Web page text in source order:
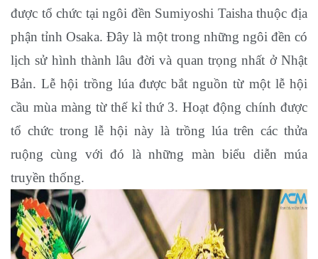
được tổ chức tại ngôi đền Sumiyoshi Taisha thuộc địa
phận tỉnh Osaka. Đây là một trong những ngôi đền có
lịch sử hình thành lâu đời và quan trọng nhất ở Nhật
Bản. Lễ hội trồng lúa được bắt nguồn từ một lễ hội
cầu mùa màng từ thế kỉ thứ 3. Hoạt động chính được
tổ chức trong lễ hội này là trồng lúa trên các thửa
ruộng cùng với đó là những màn biểu diễn múa
truyền thống.